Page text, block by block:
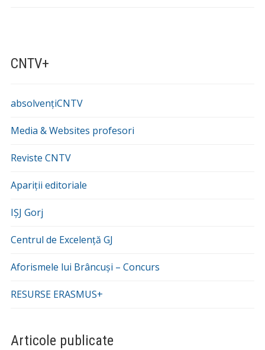
CNTV+
absolvențiCNTV
Media & Websites profesori
Reviste CNTV
Apariții editoriale
IȘJ Gorj
Centrul de Excelență GJ
Aforismele lui Brâncuși – Concurs
RESURSE ERASMUS+
Articole publicate